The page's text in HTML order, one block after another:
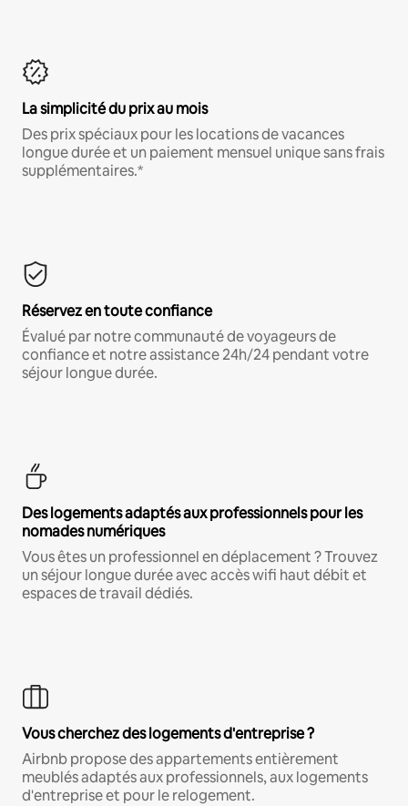
La simplicité du prix au mois
Des prix spéciaux pour les locations de vacances
longue durée et un paiement mensuel unique sans frais
supplémentaires.*
Réservez en toute confiance
Évalué par notre communauté de voyageurs de
confiance et notre assistance 24h/24 pendant votre
séjour longue durée.
Des logements adaptés aux professionnels pour les
nomades numériques
Vous êtes un professionnel en déplacement ? Trouvez
un séjour longue durée avec accès wifi haut débit et
espaces de travail dédiés.
Vous cherchez des logements d'entreprise ?
Airbnb propose des appartements entièrement
meublés adaptés aux professionnels, aux logements
d'entreprise et pour le relogement.